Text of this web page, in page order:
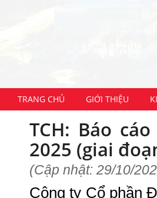
TRANG CHỦ GIỚI THIỆU
TCH: Báo
2025 (giai
(Cập nhật: 29/10/
Công ty Cổ phần